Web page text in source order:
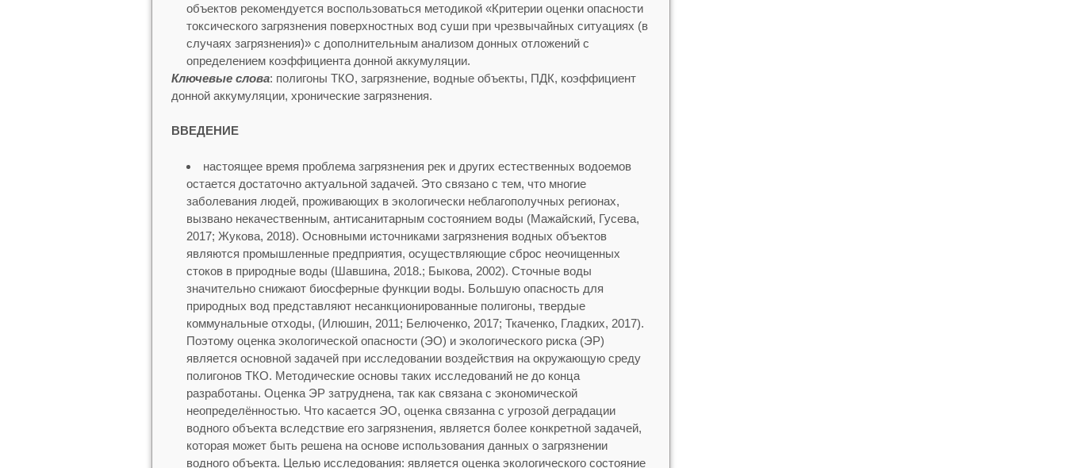
объектов рекомендуется воспользоваться методикой «Критерии оценки опасности
токсического загрязнения поверхностных вод суши при чрезвычайных ситуациях (в
случаях загрязнения)» с дополнительным анализом донных отложений с
определением коэффициента донной аккумуляции.
Ключевые слова: полигоны ТКО, загрязнение, водные объекты, ПДК, коэффициент
донной аккумуляции, хронические загрязнения.
ВВЕДЕНИЕ
настоящее время проблема загрязнения рек и других естественных водоемов
остается достаточно актуальной задачей. Это связано с тем, что многие
заболевания людей, проживающих в экологически неблагополучных регионах,
вызвано некачественным, антисанитарным состоянием воды (Мажайский, Гусева,
2017; Жукова, 2018). Основными источниками загрязнения водных объектов
являются промышленные предприятия, осуществляющие сброс неочищенных
стоков в природные воды (Шавшина, 2018.; Быкова, 2002). Сточные воды
значительно снижают биосферные функции воды. Большую опасность для
природных вод представляют несанкционированные полигоны, твердые
коммунальные отходы, (Илюшин, 2011; Белюченко, 2017; Ткаченко, Гладких, 2017).
Поэтому оценка экологической опасности (ЭО) и экологического риска (ЭР)
является основной задачей при исследовании воздействия на окружающую среду
полигонов ТКО. Методические основы таких исследований не до конца
разработаны. Оценка ЭР затруднена, так как связана с экономической
неопределённостью. Что касается ЭО, оценка связанна с угрозой деградации
водного объекта вследствие его загрязнения, является более конкретной задачей,
которая может быть решена на основе использования данных о загрязнении
водного объекта. Целью исследования: является оценка экологического состояние